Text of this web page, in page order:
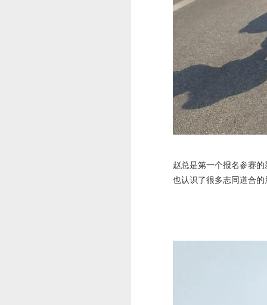
赵总是第一个报名参赛
也认识了很多志同道合